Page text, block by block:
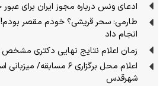
ادعای ونس درباره مجوز ایران برای
طارمی: سحر قریشی؟ خودم مقصر
انجام داد
زمان اعلام نتایج نهایی دکتری
اعلام محل برگزاری ۶
شهرقدس